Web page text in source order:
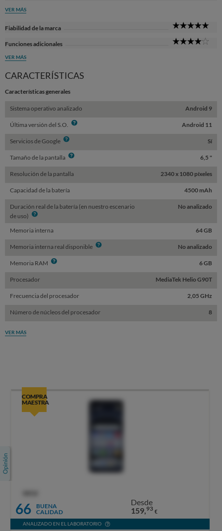
VER MÁS
Fiabilidad de la marca
Funciones adicionales
VER MÁS
CARACTERÍSTICAS
Características generales
Sistema operativo analizado Android 9
Última versión del S.O. Info Android 11
Servicios de Google Info Sí
Tamaño de la pantalla Info 6,5 "
Resolución de la pantalla 2340 x 1080 píxeles
Capacidad de la batería 4500 mAh
Duración real de la batería (en nuestro escenario
de uso) Info
No analizado
Memoria interna 64 GB
Memoria interna real disponible Info No analizado
Memoria RAM Info 6 GB
Procesador MediaTek Helio G90T
Frecuencia del procesador 2,05 GHz
Número de núcleos del procesador 8
VER MÁS
COMPRA
MAESTRA
66
BUENA
CALIDAD
Desde
159,93 €
ANALIZADO EN EL LABORATORIO